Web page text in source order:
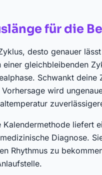
für die
desto genauer
einer gleichbleibenden
Schwankt
wird
liefert
Diagnose.
Rhythmus zu